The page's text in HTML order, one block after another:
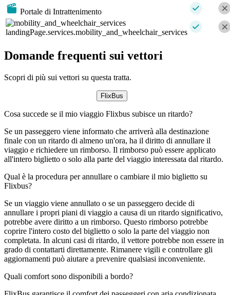
Portale di Intrattenimento
landingPage.services.mobility_and_wheelchair_services
Domande frequenti sui vettori
Scopri di più sui vettori su questa tratta.
FlixBus
Cosa succede se il mio viaggio Flixbus subisce un ritardo?
Se un passeggero viene informato che arriverà alla destinazione
finale con un ritardo di almeno un'ora, ha il diritto di annullare il
viaggio e richiedere un rimborso. Il rimborso può essere applicato
all'intero biglietto o solo alla parte del viaggio interessata dal ritardo.
Qual è la procedura per annullare o cambiare il mio biglietto su
Flixbus?
Se un viaggio viene annullato o se un passeggero decide di
annullare i propri piani di viaggio a causa di un ritardo significativo,
potrebbe avere diritto a un rimborso. Questo rimborso potrebbe
coprire l'intero costo del biglietto o solo la parte del viaggio non
completata. In alcuni casi di ritardo, il vettore potrebbe non essere in
grado di contattarti direttamente. Rimanere vigili e controllare gli
aggiornamenti può aiutare a prevenire qualsiasi inconveniente.
Quali comfort sono disponibili a bordo?